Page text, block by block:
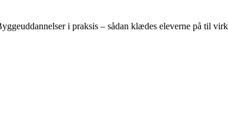
i praksis – sådan klædes eleverne på til